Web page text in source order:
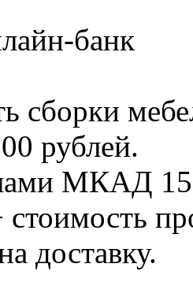
банк
сборки
рублей.
МКАД
доставку.